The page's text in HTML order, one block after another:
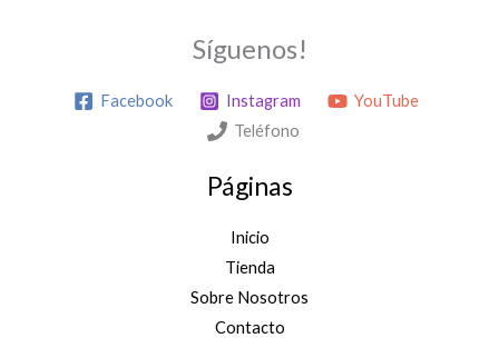
Síguenos!
Facebook Instagram
YouTube
Teléfono
Páginas
Inicio
Tienda
Sobre Nosotros
Contacto